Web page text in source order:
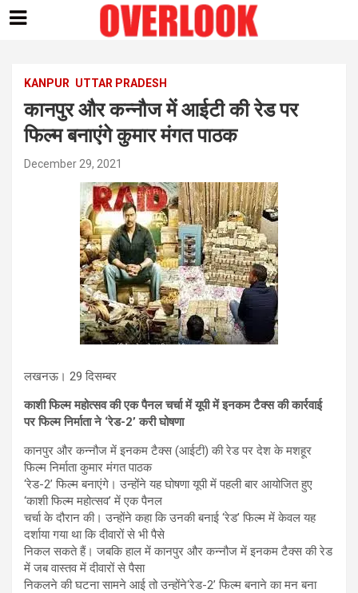
contentKANPUR UTTAR PRADESH
कानपुर और कन्नौज में आईटी की रेड पर
फिल्म बनाएंगे कुमार मंगत पाठक
December 29, 2021
लखनऊ। 29 दिसम्बर
काशी फिल्म महोत्सव की एक पैनल चर्चा में यूपी में इनकम टैक्स की कार्रवाई
पर फिल्म निर्माता ने ‘रेड-2’ करी घोषणा
कानपुर और कन्नौज में इनकम टैक्स (आईटी) की रेड पर देश के मशहूर
फिल्म निर्माता कुमार मंगत पाठक
‘रेड-2’ फिल्म बनाएंगे। उन्होंने यह घोषणा यूपी में पहली बार आयोजित हुए
‘काशी फिल्म महोत्सव’ में एक पैनल
चर्चा के दौरान की। उन्होंने कहा कि उनकी बनाई ‘रेड’ फिल्म में केवल यह
दर्शाया गया था कि दीवारों से भी पैसे
निकल सकते हैं। जबकि हाल में कानपुर और कन्नौज में इनकम टैक्स की रेड
में जब वास्तव में दीवारों से पैसा
निकलने की घटना सामने आई तो उन्होंने‘रेड-2’ फिल्म बनाने का मन बना